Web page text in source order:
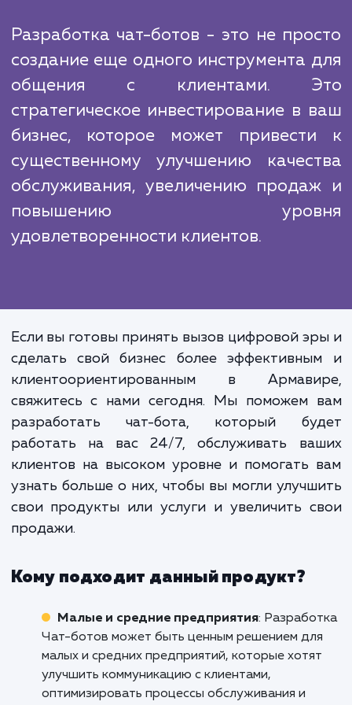
В сфере разработки чат-ботов
велика, но наш подход отличается тем,
идем дальше простой
стараемся создать ботов, которые могут
естественный диалог с
обеспечивать им высокий
обслуживания. Мы используем
технологии и методы машинного
Разработка чат-ботов - это не
создание еще одного инструмента
общения с клиентами.
стратегическое инвестирование в
бизнес, которое может
существенному улучшению
обслуживания, увеличению
удовлетворенности клиентов.
Если вы готовы принять вызов цифровой